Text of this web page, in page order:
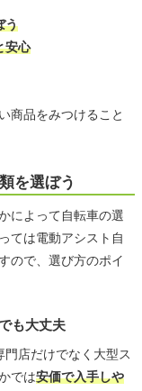
う
安心
商品をみつけること
を選ぼう
によって自転車の選
ては電動アシスト自
ので、選び方のポイ
も大丈夫
店だけでなく大型ス
では安価で入手しや